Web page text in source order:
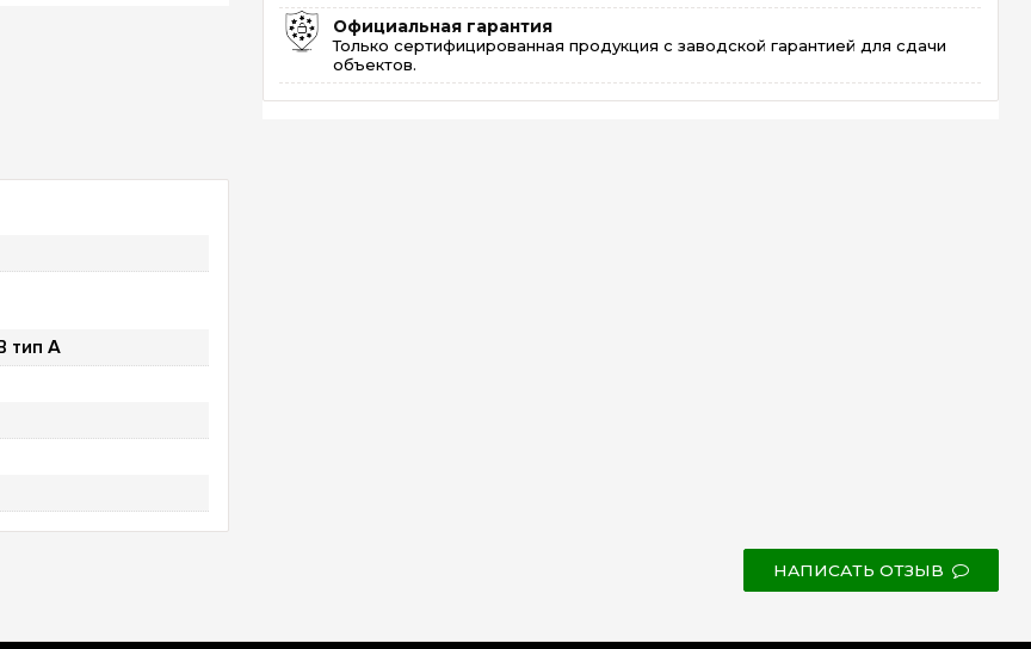
Официальная гарантия
Только сертифицированная продукция с заводской гарантией для сдачи
объектов.
тип А
НАПИСАТЬ ОТЗЫВ